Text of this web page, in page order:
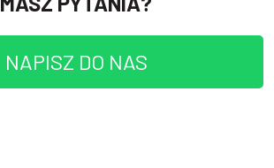
NAPISZ DO NAS